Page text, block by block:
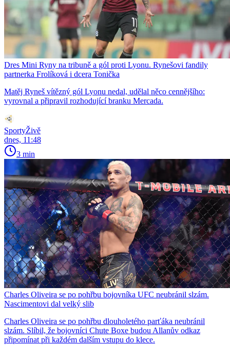
Dres Mini Ryny na tribuně a gól proti Lyonu. Rynešovi fandily
partnerka Frolíková i dcera Tonička
Matěj Ryneš vítězný gól Lyonu nedal, udělal něco cennějšího:
vyrovnal a připravil rozhodující branku Mercada.
SportyŽivě
dnes, 11:48
3 min
Charles Oliveira se po pohřbu bojovníka UFC neubránil slzám.
Nascimentovi dal velký slib
Charles Oliveira se po pohřbu dlouholetého parťáka neubránil
slzám. Slíbil, že bojovníci Chute Boxe budou Allanův odkaz
připomínat při každém dalším vstupu do klece.